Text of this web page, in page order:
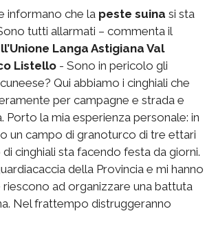
informano che la peste suina si sta
tutti allarmati – commenta il
Langa Astigiana Val
Listello - Sono in pericolo gli
Qui abbiamo i cinghiali che
per campagne e strada e
Porto la mia esperienza personale: in
un campo di granoturco di tre ettari
cinghiali sta facendo festa da giorni.
della Provincia e mi hanno
ad organizzare una battuta
Nel frattempo distruggeranno